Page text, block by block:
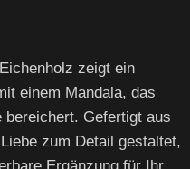
zeigt ein
einem Mandala, das
bereichert. Gefertigt aus
zum Detail gestaltet,